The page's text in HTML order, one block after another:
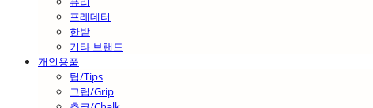
프레데터
한밭
기타 브랜드
개인용품
팁/Tips
그립/Grip